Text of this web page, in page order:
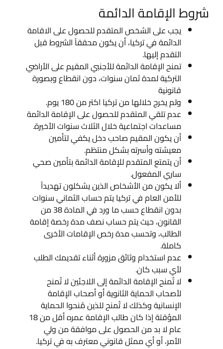
شروط الإقامة الدائمة
يجب على الشخص المتقدم للحصول على الاقامة
الدائمة في تركيا، أن يكون محققاً الشروط قبل
التقدم إليها.
تمنح الإقامة الدائمة للأجنبي المقيم على الأراضي
التركية لمدة ثمان سنوات، دون انقطاع وبصورة
قانونية
ولم يخرج خلالها من تركيا اكتر من 180 يوم.
عدم تلقي المتقدم للحصول على الإقامة الدائمة
مساعدات اجتماعية خلال الثلاث سنوات الأخيرة.
أن يكون المقيم صاحب دخل يكفي لتأمين
معيشته وأسرته بشكل منتظم.
أن يتمتع المتقدم للإقامة الدائمة بتأمين صحي
ساري المفعول.
ألا يكون من الأشخاص الذين يشكلون تهديداً
للأمن العام في تركيا يتم حساب الثماني سنوات
بدون انقطاع حسب ما ورد في المادة 38 من
القانون، حيث يتم حساب نصف مدة رخصة إقامة
الطالب، وتحسب مدة رخص الإقامات الأخرى
كاملة.
عدم استخدام وثائق مزورة أثناء تقديمك الطلب
لأي سبب كان.
لا تُمنح الإقامة الدائمة إلى اللاجئين لا تُمنح
لأصحاب الحماية الثانوية أو أصحاب الإقامة
الإنسانية وكذلك لا تُمنح للذين مُنحوا الحماية
المؤقتة إذا كان طالب الإقامة عمره أقل من 18
عام لا بد من الحصول على موافقة من ولي
الأمر، أو أي ممثل قانوني معترف به في تركيا.